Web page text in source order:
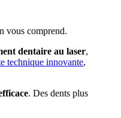
vous comprend.
dentaire au laser,
technique innovante,
. Des dents plus